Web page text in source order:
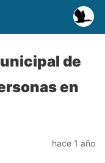
de
en
hace 1 año